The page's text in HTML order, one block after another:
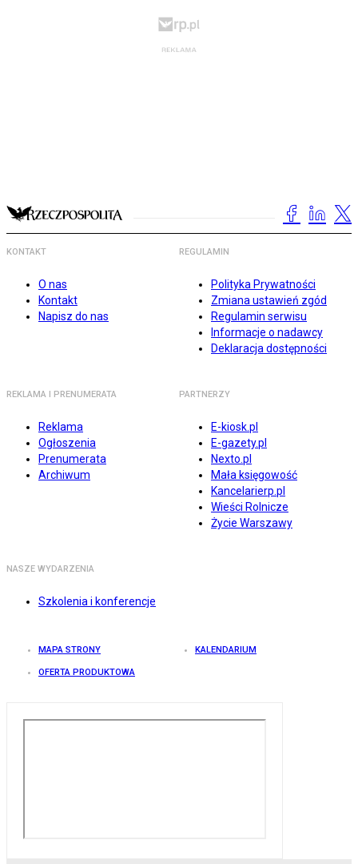
KONTAKT
O nas
Kontakt
Napisz do nas
REGULAMIN
Polityka Prywatności
Zmiana ustawień zgód
Regulamin serwisu
Informacje o nadawcy
Deklaracja dostępności
REKLAMA I PRENUMERATA
Reklama
Ogłoszenia
Prenumerata
Archiwum
PARTNERZY
E-kiosk.pl
E-gazety.pl
Nexto.pl
Mała księgowość
Kancelarierp.pl
Wieści Rolnicze
Życie Warszawy
NASZE WYDARZENIA
Szkolenia i konferencje
MAPA STRONY KALENDARIUM
OFERTA PRODUKTOWA